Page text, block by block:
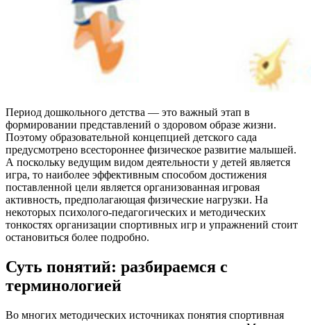
Период дошкольного детства — это важный этап в
формировании представлений о здоровом образе жизни.
Поэтому образовательной концепцией детского сада
предусмотрено всестороннее физическое развитие малышей.
А поскольку ведущим видом деятельности у детей является
игра, то наиболее эффективным способом достижения
поставленной цели является организованная игровая
активность, предполагающая физические нагрузки. На
некоторых психолого-педагогических и методических
тонкостях организации спортивных игр и упражнений стоит
остановиться более подробно.
Суть понятий: разбираемся с
терминологией
Во многих методических источниках понятия спортивная